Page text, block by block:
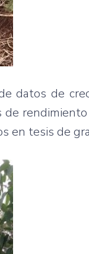
datos de
en tesis de